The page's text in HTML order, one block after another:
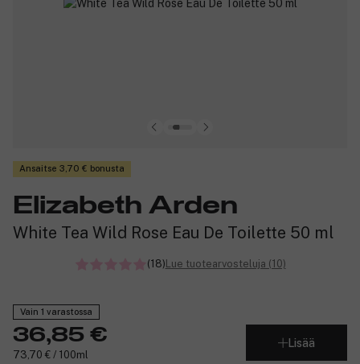
Ansaitse 3,70 € bonusta
Elizabeth Arden
White Tea Wild Rose Eau De Toilette 50 ml
(18)Lue tuotearvosteluja (10)
Vain 1 varastossa
36,85 €
73,70 € / 100ml
Lisää